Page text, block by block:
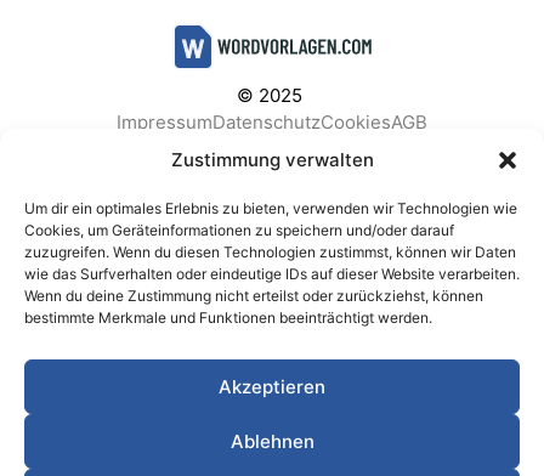
Zustimmung verwalten
Um dir ein optimales Erlebnis zu bieten, verwenden wir Technologien wie
Cookies, um Geräteinformationen zu speichern und/oder darauf
zuzugreifen. Wenn du diesen Technologien zustimmst, können wir Daten
wie das Surfverhalten oder eindeutige IDs auf dieser Website verarbeiten.
Wenn du deine Zustimmung nicht erteilst oder zurückziehst, können
bestimmte Merkmale und Funktionen beeinträchtigt werden.
Akzeptieren
Ablehnen
© 2025
ImpressumDatenschutzCookiesAGB
Facebook
Instagram
BELIEBTE KATEGORIEN
Berichte & Analysen Business
Einkauf & Beschaffung
Gesundheit & Vorsorge